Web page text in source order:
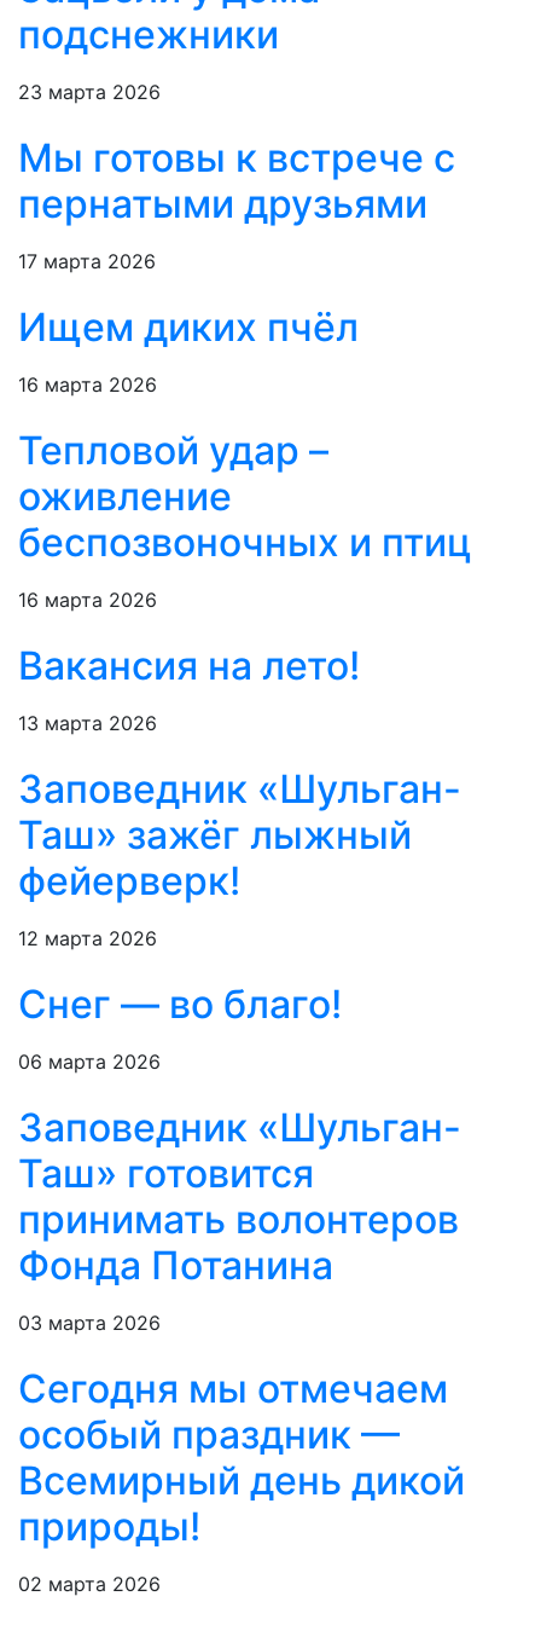
подснежники
23 марта 2026
Мы готовы к встрече с
пернатыми друзьями
17 марта 2026
Ищем диких пчёл
16 марта 2026
Тепловой удар –
оживление
беспозвоночных и птиц
16 марта 2026
Вакансия на лето!
13 марта 2026
Заповедник «Шульган-
Таш» зажёг лыжный
фейерверк!
12 марта 2026
Снег — во благо!
06 марта 2026
Заповедник «Шульган-
Таш» готовится
принимать волонтеров
Фонда Потанина
03 марта 2026
Сегодня мы отмечаем
особый праздник —
Всемирный день дикой
природы!
02 марта 2026